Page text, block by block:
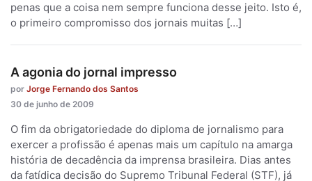
penas que a coisa nem sempre funciona desse jeito. Isto é,
o primeiro compromisso dos jornais muitas […]
A agonia do jornal impresso
por Jorge Fernando dos Santos
30 de junho de 2009
O fim da obrigatoriedade do diploma de jornalismo para
exercer a profissão é apenas mais um capítulo na amarga
história de decadência da imprensa brasileira. Dias antes
da fatídica decisão do Supremo Tribunal Federal (STF), já